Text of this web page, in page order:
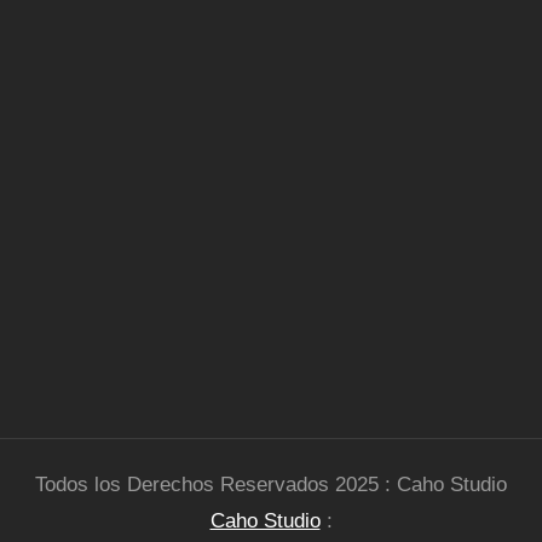
Todos los Derechos Reservados 2025 : Caho Studio
Caho Studio: